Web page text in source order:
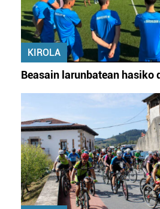
KIROLA
Beasain larunbatean hasiko